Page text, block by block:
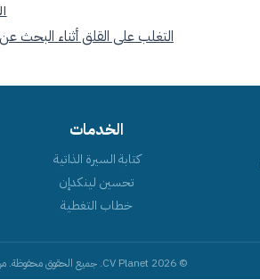
التغلب على القلق أثناء البحث
الخدمات
كتابة السيرة الذاتية
تحسين لينكدإن
خطاب التغطية
© 2026 CV Planet. جميع الحقوق محفوظة. مرخص من ADDED، أبوظبي.